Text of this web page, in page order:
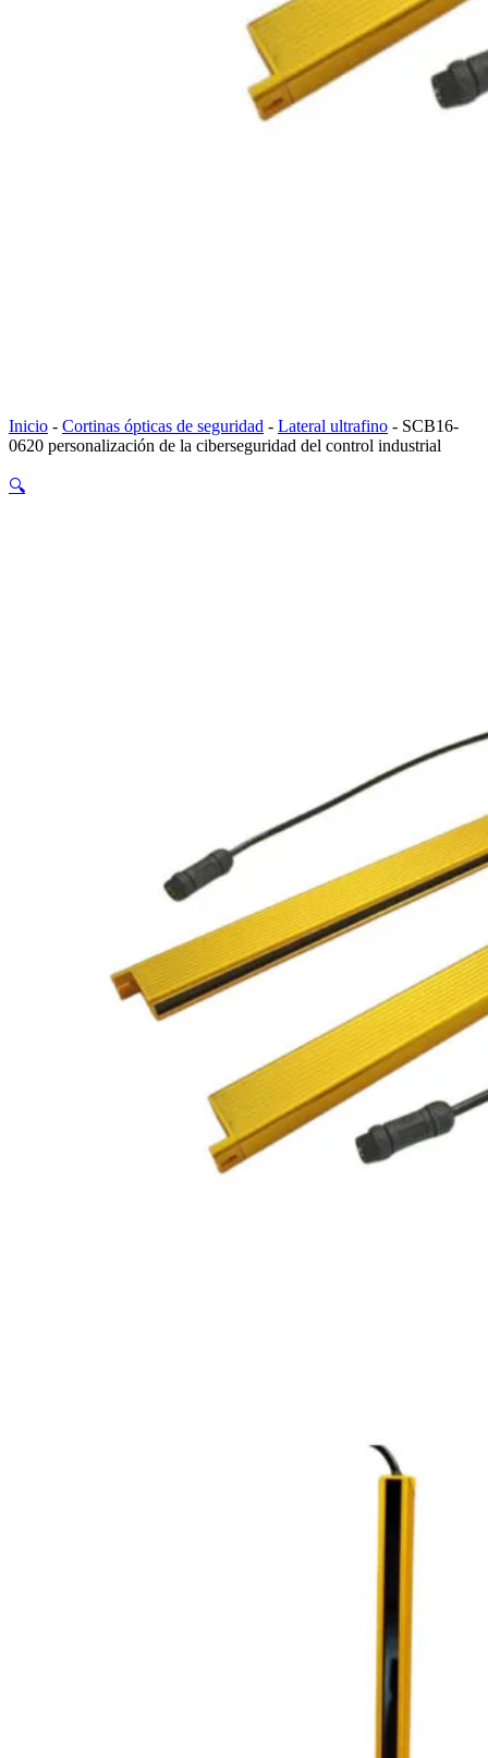
Inicio - Cortinas ópticas de seguridad - Lateral ultrafino - SCB16-
0620 personalización de la ciberseguridad del control industrial
🔍